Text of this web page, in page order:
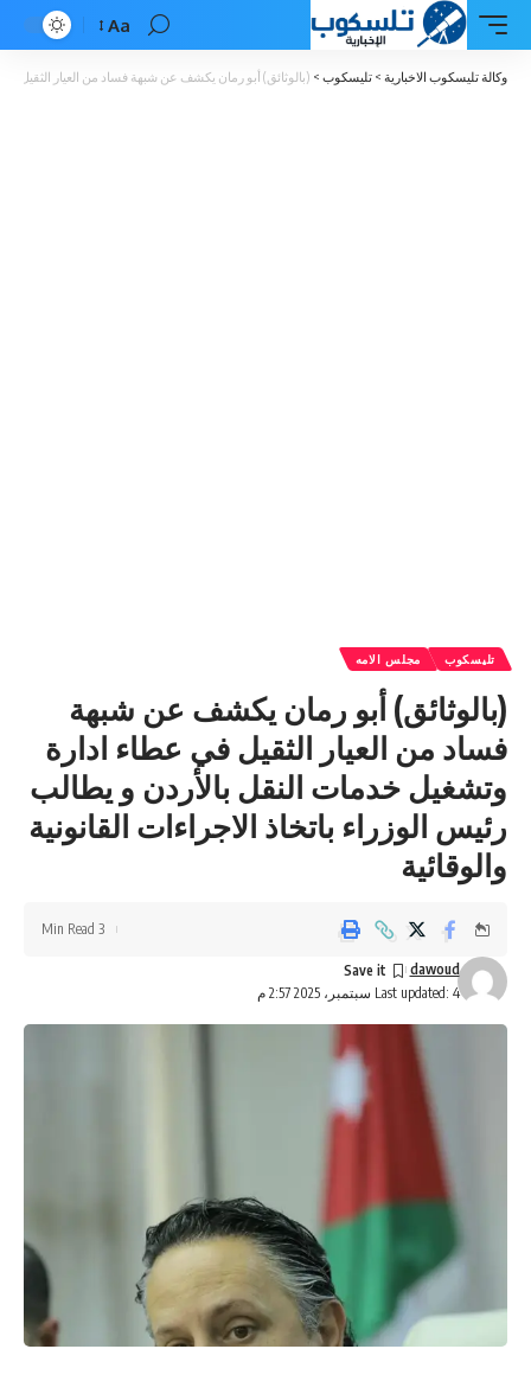
Font
Resizer
Aa
وكالة تليسكوب الاخبارية > تليسكوب > (بالوثائق) أبو رمان يكشف عن شبهة فساد من العيار الثقيل في
تليسكوب مجلس الامه
(بالوثائق) أبو رمان يكشف عن شبهة
فساد من العيار الثقيل في عطاء ادارة
وتشغيل خدمات النقل بالأردن و يطالب
رئيس الوزراء باتخاذ الاجراءات القانونية
والوقائية
Last updated: 4 سبتمبر، 2025 2:57 م
dawoud
3 Min Read